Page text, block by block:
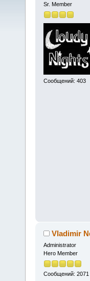
Sr. Member
Сообщений: 403
Vladimir
Administrator
Hero Member
Сообщений: 2071